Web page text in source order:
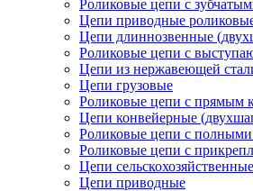
Роликовые цепи с
Цепи приводные
Цепи длиннозвенные
Роликовые цепи с
Цепи из нержавеющей
Цепи грузовые
Роликовые цепи с прямым
Цепи конвейерные
Роликовые цепи с
Роликовые цепи с
Цепи сельскохозяйственные
Цепи приводные